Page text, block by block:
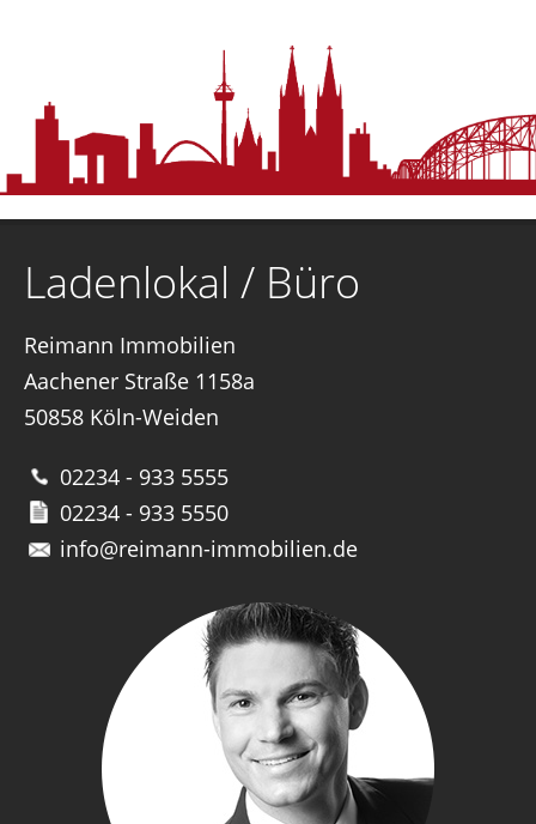
Ladenlokal / Büro
Reimann Immobilien
Aachener Straße 1158a
50858 Köln-Weiden
02234 - 933 5555
02234 - 933 5550
info@reimann-immobilien.de